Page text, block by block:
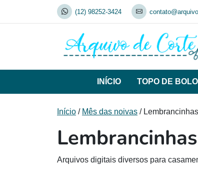
(12) 98252-3424
INÍCIO TOPO DE BOLO
Início / Mês das noivas /
Arquivos digitais diversos para